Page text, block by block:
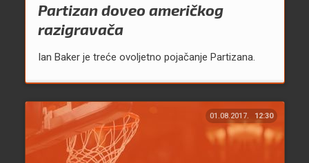
Partizan doveo američkog
razigravača
Ian Baker je treće ovoljetno pojačanje Partizana.
01.08.2017. 12:30